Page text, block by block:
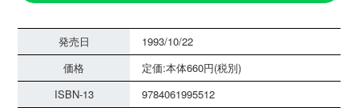
発売日
1993/10/22
価格
定価:本体660円(税別)
ISBN-13
9784061995512